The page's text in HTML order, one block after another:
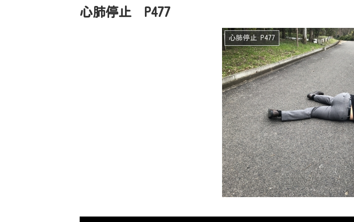
心肺停止 P477
心肺停止 P477